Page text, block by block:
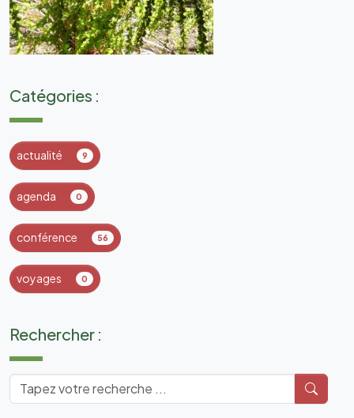
Rechercher :
Catégories :
actualité 9
agenda 0
conférence 56
voyages 0